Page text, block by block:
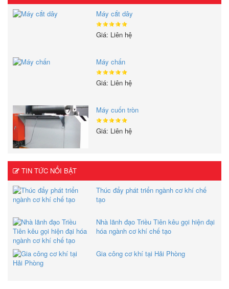
Máy cắt dây
Giá: Liên hệ
Máy chấn
Giá: Liên hệ
Máy cuốn tròn
Giá: Liên hệ
TIN TỨC NỔI BẬT
Thúc đẩy phát triển ngành cơ khí chế
tạo
Nhà lãnh đạo Triều Tiên kêu gọi hiện đại
hóa ngành cơ khí chế tạo
Gia công cơ khí tại Hải Phòng